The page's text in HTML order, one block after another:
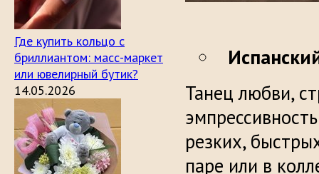
Где купить кольцо с
бриллиантом: масс-маркет
или ювелирный бутик?
14.05.2026
Танец любви,
резких,
паре или в